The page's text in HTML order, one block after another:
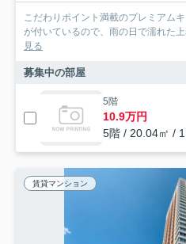
こだわりポイント満載のプレミアム
が付いているので、雨の日で濡れた
見る
募集中の部屋
5階
10.9万円
5階 / 20.04㎡ /
賃貸マンション